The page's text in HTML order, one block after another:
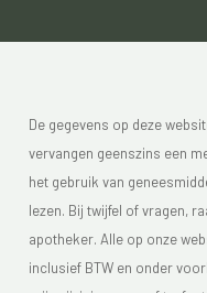
De gegevens op deze
vervangen geenszins een
het gebruik van
lezen. Bij twijfel of vragen,
apotheker. Alle op onze
inclusief BTW en onder